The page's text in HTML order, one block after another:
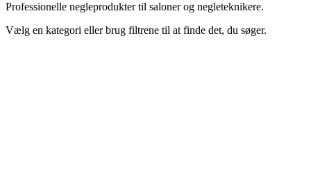
Professionelle negleprodukter til saloner og negleteknikere.
Vælg en kategori eller brug filtrene til at finde det, du søger.